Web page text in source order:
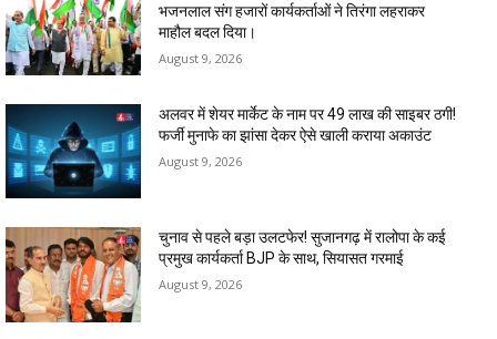
भजनलाल संग हजारों कार्यकर्ताओं ने तिरंगा लहराकर
माहौल बदल दिया।
August 9, 2026
अलवर में शेयर मार्केट के नाम पर 49 लाख की साइबर ठगी!
फर्जी मुनाफे का झांसा देकर ऐसे खाली कराया अकाउंट
August 9, 2026
चुनाव से पहले बड़ा उलटफेर! सुजानगढ़ में रालोपा के कई
प्रमुख कार्यकर्ता BJP के साथ, सियासत गरमाई
August 9, 2026